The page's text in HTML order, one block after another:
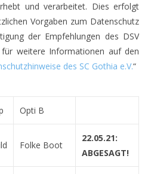
und verarbeitet. Dies erfolgt
Vorgaben zum Datenschutz
der Empfehlungen des DSV
weitere Informationen auf den
des SC Gothia e.V.“
Opti B
Folke Boot
22.05.21:
ABGESAGT!